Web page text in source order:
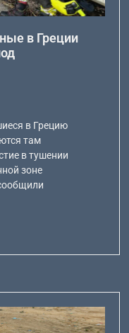
в Греции
в Грецию
там
в тушении
зоне